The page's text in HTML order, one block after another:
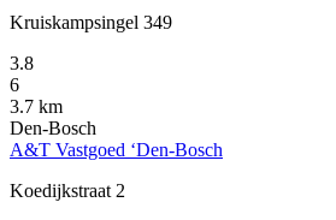
Kruiskampsingel 349
3.8
6
3.7 km
Den-Bosch
A&T Vastgoed ‘Den-Bosch
Koedijkstraat 2